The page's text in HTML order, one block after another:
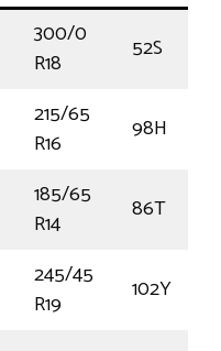
300/0
R18
52S
215/65
R16
98H
185/65
R14
86T
245/45
R19
102Y